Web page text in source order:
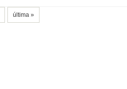
última »